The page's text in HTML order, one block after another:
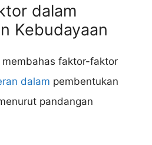
dalam
Kebudayaan
membahas faktor-faktor
dalam pembentukan
pandangan